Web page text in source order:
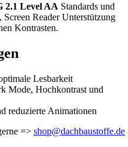
2.1 Level AA Standards und
Reader Unterstützung
Kontrasten.
Lesbarkeit
Mode, Hochkontrast und
reduzierte Animationen
=> shop@dachbaustoffe.de